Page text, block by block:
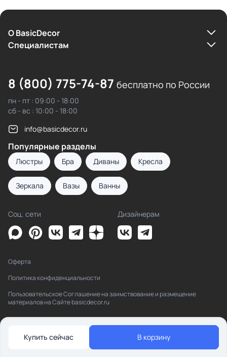
Купить сейчас В корзину
О BasicDecor
Cпециалистам
8 (800) 775-74-87 бесплатно по России
пн - пт : 09:00 - 18:00
сб - вс : 10:00 - 18:00
info@basicdecor.ru
Популярные разделы
Люстры Бра Диваны Кресла
Зеркала Вазы Ванны
Соц. сети Дизайнерам
Оферта
Политика конфиденциальности
Пользовательское Соглашение на заимствование и размещение
материалов на Сайте basicdecor.ru